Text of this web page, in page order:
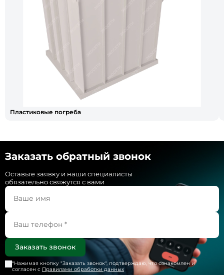
Пластиковые погреба
Заказать обратный звонок
Оставьте заявку и наши специалисты
обязательно свяжутся с вами
*Нажимая кнопку "Заказать звонок", подтверждаю, что ознакомлен и
согласен с Правилами обработки данных